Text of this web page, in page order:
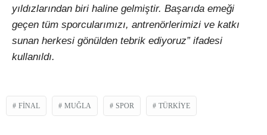
yıldızlarından biri haline gelmiştir. Başarıda emeği
geçen tüm sporcularımızı, antrenörlerimizi ve katkı
sunan herkesi gönülden tebrik ediyoruz” ifadesi
kullanıldı.
FINAL MUĞLA SPOR TÜRKIYE